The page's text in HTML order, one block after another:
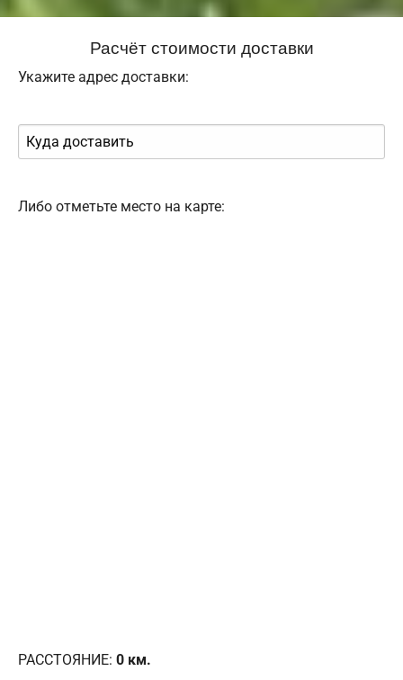
Расчёт стоимости доставки
Укажите адрес доставки:
Либо отметьте место на карте:
РАССТОЯНИЕ: 0 км.